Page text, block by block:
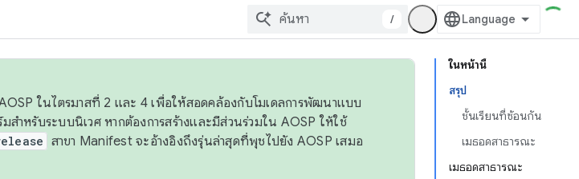
/
ในหน้านี้
สรุป
ชั้นเรียนที่ซ้อนกัน
เมธอดสาธารณะ
เมธอดสาธารณะ
ในไตรมาสที่ 2 และ 4 เพื่อให้สอดคล้องกับโมเดลการพัฒนาแบบ
ำหรับระบบนิเวศ หากต้องการสร้างและมีส่วนร่วมใน AOSP ให้ใช้
สาขา Manifest จะอ้างอิงถึงรุ่นล่าสุดที่พุชไปยัง AOSP เสมอ